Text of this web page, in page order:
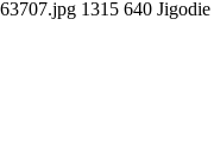
1315 640 Jigodie